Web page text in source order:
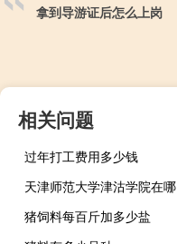
拿到导游证后怎么上岗
相关问题
过年打工费用多少钱
天津师范大学津沽学院在哪
猪饲料每百斤加多少盐